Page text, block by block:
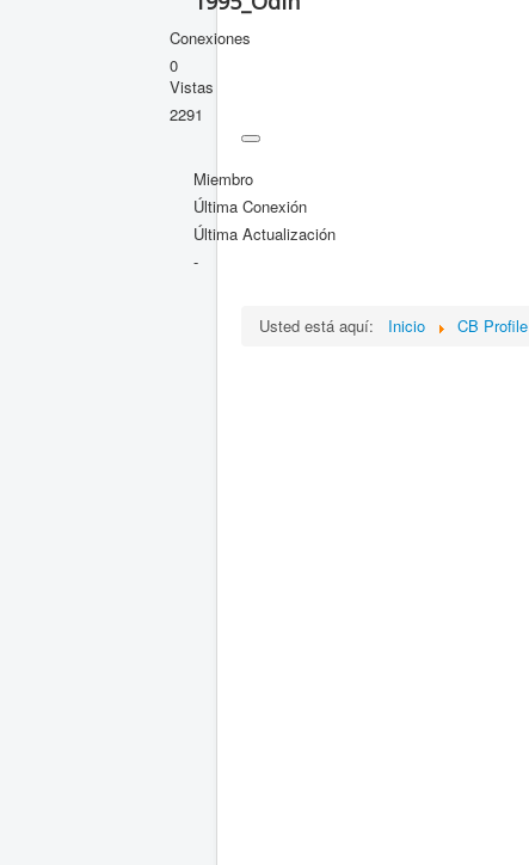
Conexiones
0
Vistas
2291
Miembro
Última Conexión
Última Actualización
-
Usted está aquí:
Inicio CB Profile